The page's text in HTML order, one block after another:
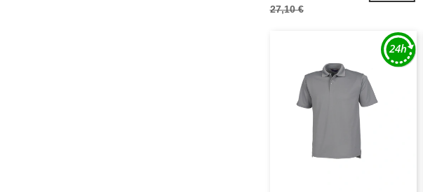
27,10 €